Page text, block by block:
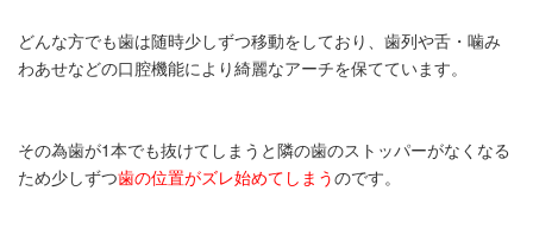
どんな方でも歯は随時少しずつ移動をしており、歯列や舌・噛み
わあせなどの口腔機能により綺麗なアーチを保てています。
その為歯が1本でも抜けてしまうと隣の歯のストッパーがなくなる
ため少しずつ歯の位置がズレ始めてしまうのです。